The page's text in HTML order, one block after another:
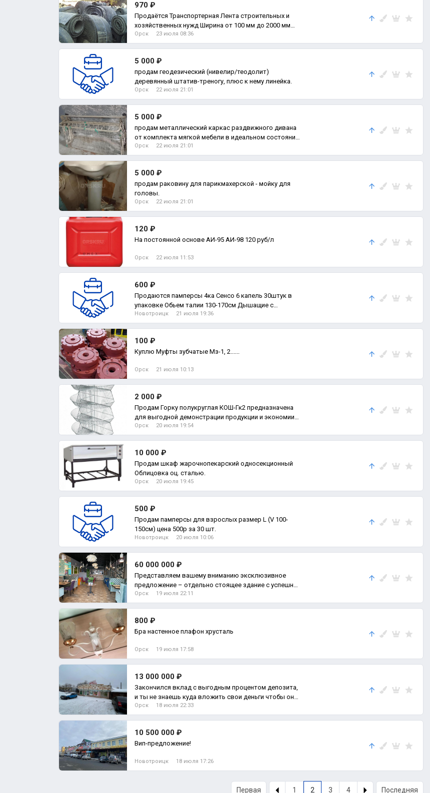
970 ₽
Продаётся Транспортерная Лента строительных и
хозяйственных нужд Ширина от 100 мм до 2000 мм
Можно
Орск 23 июля 08:36
5 000 ₽
продам геодезический (нивелир/теодолит)
деревянный штатив-треногу, плюс к нему линейка.
Орск 22 июля 21:01
5 000 ₽
продам металлический каркас раздвижного дивана
от комплекта мягкой мебели в идеальном состоянии.
(пр
Орск 22 июля 21:01
5 000 ₽
продам раковину для парикмахерской - мойку для
головы.
Орск 22 июля 21:01
120 ₽
На постоянной основе АИ-95 АИ-98 120 руб/л
Орск 22 июля 11:53
600 ₽
Продаются памперсы 4ка Сенсо 6 капель 30штук в
упаковке Обьем талии 130-170см Дышащие с
индикатором
Новотроицк 21 июля 19:36
100 ₽
Куплю Муфты зубчатые Мз-1, 2......
Орск 21 июля 10:13
2 000 ₽
Продам Горку полукруглая КОШ-Гк2 предназначена
для выгодной демонстрации продукции и экономии
простр
Орск 20 июля 19:54
10 000 ₽
Продам шкаф жарочнопекарский односекционный
Облицовка оц. сталью.
Орск 20 июля 19:45
500 ₽
Продам памперсы для взрослых размер L (V 100-
150см) цена 500р за 30 шт.
Новотроицк 20 июля 10:06
60 000 000 ₽
Представляем вашему вниманию эксклюзивное
предложение – отдельно стоящее здание с успешно
функционир
Орск 19 июля 22:11
800 ₽
Бра настенное плафон хрусталь
Орск 19 июля 17:58
13 000 000 ₽
Закончился вклад с выгодным процентом депозита,
и ты не знаешь куда вложить свои деньги чтобы они
ра
Орск 18 июля 22:33
10 500 000 ₽
Вип-предложение!
Новотроицк 18 июля 17:26
Первая 1 2 3 4 Последняя